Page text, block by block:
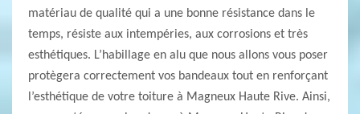
matériau de qualité qui a une bonne résistance dans le
temps, résiste aux intempéries, aux corrosions et très
esthétiques. L’habillage en alu que nous allons vous poser
protègera correctement vos bandeaux tout en renforçant
l’esthétique de votre toiture à Magneux Haute Rive. Ainsi,